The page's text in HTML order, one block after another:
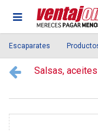
Escaparates
Salsas,